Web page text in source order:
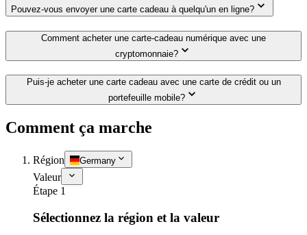
Pouvez-vous envoyer une carte cadeau à quelqu'un en ligne?
Comment acheter une carte-cadeau numérique avec une
cryptomonnaie?
Puis-je acheter une carte cadeau avec une carte de crédit ou un
portefeuille mobile?
Comment ça marche
Région Germany
Valeur
Étape 1
Sélectionnez la région et la valeur